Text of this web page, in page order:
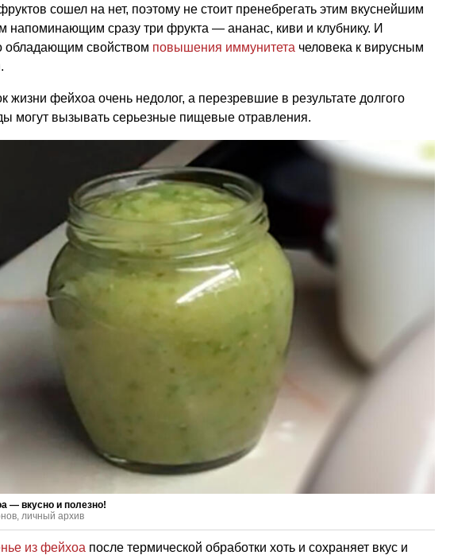
сошел на нет, поэтому не стоит пренебрегать этим вкуснейшим
напоминающим сразу три фрукта — ананас, киви и клубнику. И
обладающим свойством повышения иммунитета человека к вирусным
жизни фейхоа очень недолог, а перезревшие в результате долгого
могут вызывать серьезные пищевые отравления.
— вкусно и полезно!
личный архив
из фейхоа после термической обработки хоть и сохраняет вкус и